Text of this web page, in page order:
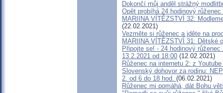
Dokončí můj anděl strážný
Opět probíhá 24 hodinový
MARIINA VÍTĚZSTVÍ 32:
(22.02.2021)
Vezměte si růženec a jděte na
MARIINA VÍTĚZSTVÍ 31: Dětské
Připojte se! - 24 hodinový
13.2.2021 od 18:00 (12.02.2021)
Růženec na internetu 2: z Youtube
Slovenský dohovor za rodinu:
2. od 6 do 18 hod. (06.02.2021)
Růženec mi pomáhá, dát Bohu